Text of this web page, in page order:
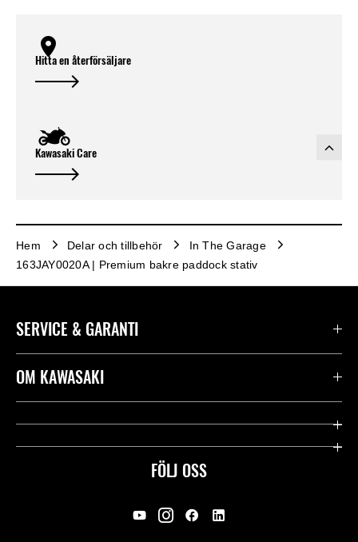
Hitta en återförsäljare
Kawasaki Care
Hem Delar och tillbehör
In The Garage
163JAY0020A | Premium bakre paddock stativ
FÖLJ OSS
SERVICE & GARANTI
Kontakta oss
Användbara länkar
Rättsligt & Sekretess
OM KAWASAKI
Företag